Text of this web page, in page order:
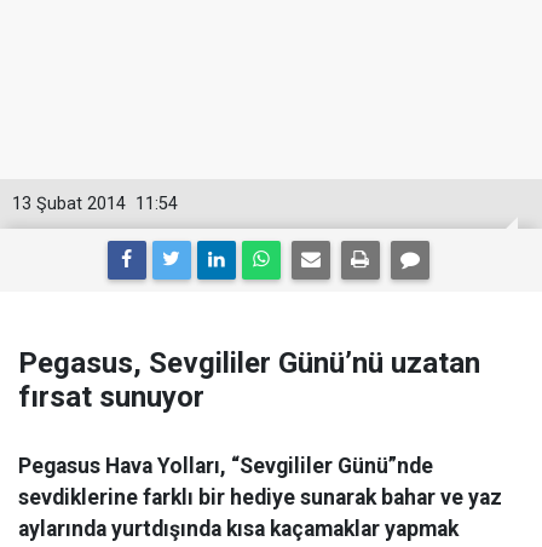
11:54
13 Şubat 2014
Pegasus, Sevgililer Günü’nü uzatan
fırsat sunuyor
Pegasus Hava Yolları, “Sevgililer Günü”nde
sevdiklerine farklı bir hediye sunarak bahar ve yaz
aylarında yurtdışında kısa kaçamaklar yapmak